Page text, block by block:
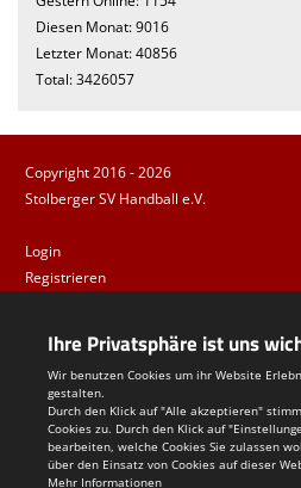
Diesen Monat: 9016
Letzter Monat: 40856
Total: 3426057
Copyright 2016 - 2026
Stolberger SV Handball e.V.
Login
Registrieren
Datenschutzerklärung
Teamsports 2
Dein Sportverein online